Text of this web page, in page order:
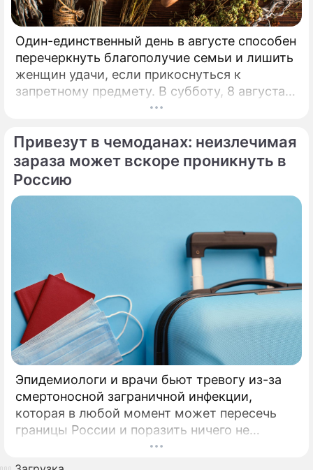
Один-единственный день в августе способен
перечеркнуть благополучие семьи и лишить
женщин удачи, если прикоснуться к
запретному предмету. В субботу, 8 августа,
православная церковь молитвенно чтит
Ермолая, Ермиппа и Ермократа, иереев
Никомидийских.
Привезут в чемоданах: неизлечимая
зараза может вскоре проникнуть в
Россию
Эпидемиологи и врачи бьют тревогу из-за
смертоносной заграничной инфекции,
которая в любой момент может пересечь
границы России и поразить ничего не
подозревающих граждан. Россию
предупредили о реальной и крайне опасной